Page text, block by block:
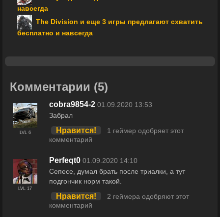
навсегда
The Division и еще 3 игры предлагают схватить
бесплатно и навсегда
Комментарии (5)
LVL 6
cobra9854-2 01.09.2020 13:53
Забрал
Нравится!
1 геймер одобряет этот
комментарий
LVL 17
Perfeqt0 01.09.2020 14:10
Сепесе, думал брать после триалки, а тут
подгончик норм такой.
Нравится!
2 геймера одобряют этот
комментарий